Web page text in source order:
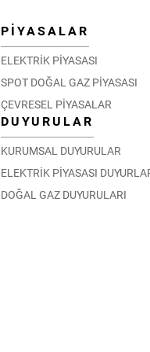
PİYASALAR
ELEKTRİK PİYASASI
SPOT DOĞAL GAZ PİYASASI
ÇEVRESEL PİYASALAR
DUYURULAR
KURUMSAL DUYURULAR
ELEKTRİK PİYASASI
DOĞAL GAZ DUYURULARI